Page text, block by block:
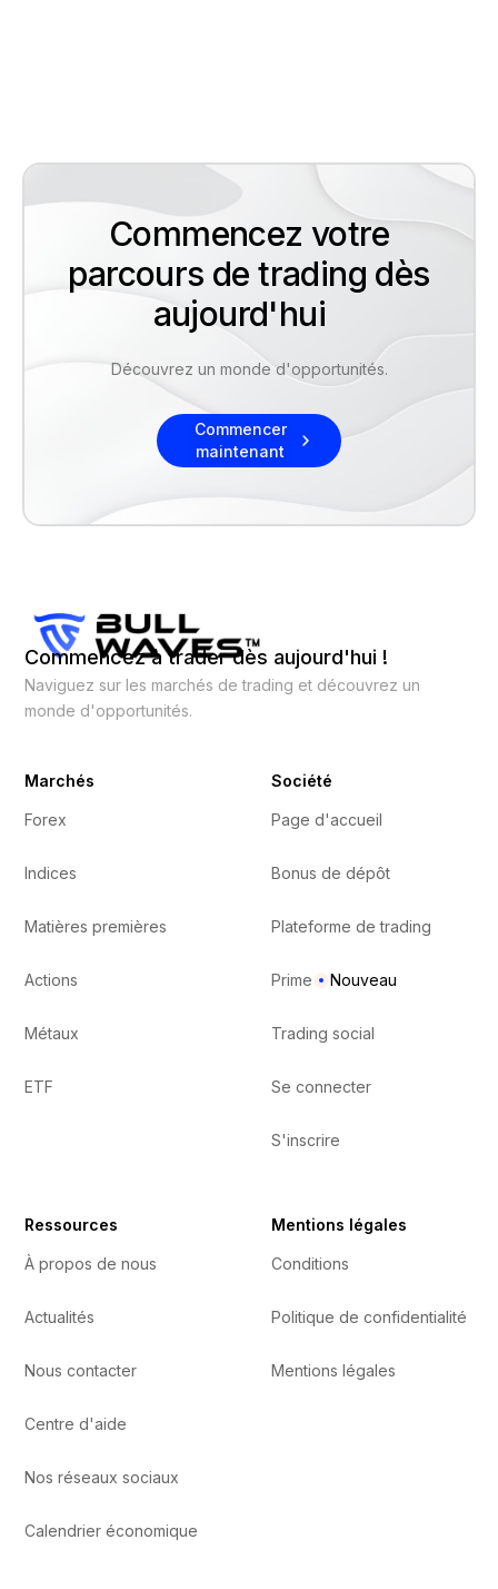
Commencez votre
parcours de trading dès
aujourd'hui
Découvrez un monde d'opportunités.
Commencer
maintenant
Commencez à trader dès aujourd'hui !
Naviguez sur les marchés de trading et découvrez un
monde d'opportunités.
Marchés
Forex
Indices
Matières premières
Actions
Métaux
ETF
Société
Page d'accueil
Bonus de dépôt
Plateforme de trading
Prime Nouveau
Trading social
Se connecter
S'inscrire
Ressources
À propos de nous
Actualités
Nous contacter
Centre d'aide
Nos réseaux sociaux
Calendrier économique
Mentions légales
Conditions
Politique de confidentialité
Mentions légales